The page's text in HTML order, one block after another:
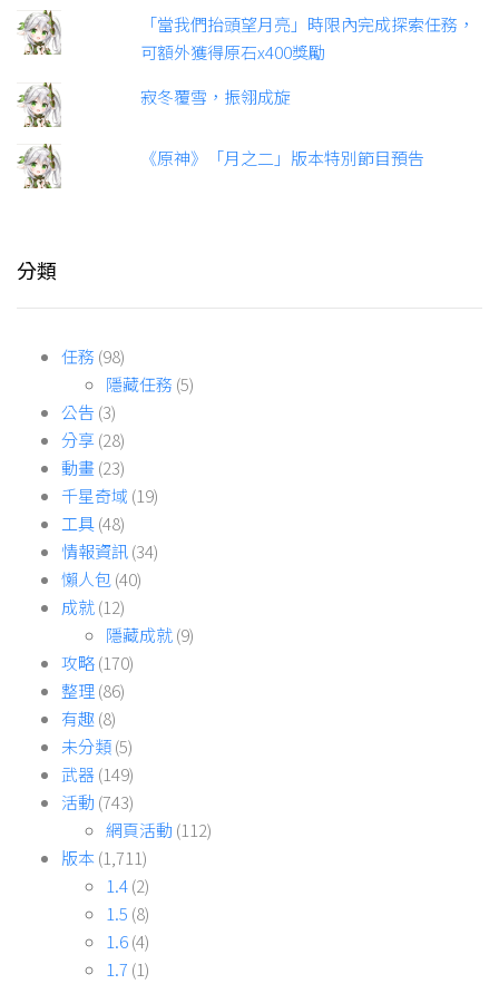
「當我們抬頭望月亮」時限內完成探索任務，
可額外獲得原石x400獎勵
寂冬覆雪，振翎成旋
《原神》「月之二」版本特別節目預告
分類
任務 (98)
隱藏任務 (5)
公告 (3)
分享(28)
動畫(23)
千星奇域 (19)
工具(48)
情報資訊(34)
懶人包(40)
成就(12)
隱藏成就(9)
攻略(170)
整理(86)
有趣(8)
未分類(5)
武器(149)
活動 (743)
網頁活動 (112)
版本 (1,711)
1.4(2)
1.5 (8)
1.6(4)
1.7 (1)